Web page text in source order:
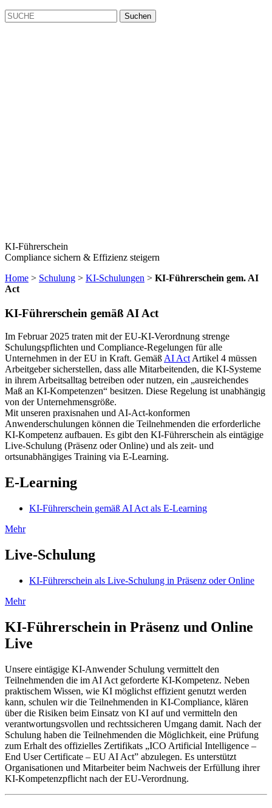
Suchen
KI-Führerschein
Compliance sichern & Effizienz steigern
Home > Schulung > KI-Schulungen > KI-Führerschein gem. AI
Act
KI-Führerschein gemäß AI Act
Im Februar 2025 traten mit der EU-KI-Verordnung strenge
Schulungspflichten und Compliance-Regelungen für alle
Unternehmen in der EU in Kraft. Gemäß AI Act Artikel 4 müssen
Arbeitgeber sicherstellen, dass alle Mitarbeitenden, die KI-Systeme
in ihrem Arbeitsalltag betreiben oder nutzen, ein „ausreichendes
Maß an KI-Kompetenzen“ besitzen. Diese Regelung ist unabhängig
von der Unternehmensgröße.
Mit unseren praxisnahen und AI-Act-konformen
Anwenderschulungen können die Teilnehmenden die erforderliche
KI-Kompetenz aufbauen. Es gibt den KI-Führerschein als eintägige
Live-Schulung (Präsenz oder Online) und als zeit- und
ortsunabhängiges Training via E-Learning.
E-Learning
KI-Führerschein gemäß AI Act als E‑Learning
Mehr
Live-Schulung
KI-Führerschein als Live-Schulung in Präsenz oder Online
Mehr
KI-Führerschein in Präsenz und Online
Live
Unsere eintägige KI-Anwender Schulung vermittelt den
Teilnehmenden die im AI Act geforderte KI-Kompetenz. Neben
praktischem Wissen, wie KI möglichst effizient genutzt werden
kann, schulen wir die Teilnehmenden in KI-Compliance, klären
über die Risiken beim Einsatz von KI auf und vermitteln den
verantwortungsvollen und rechtssicheren Umgang damit. Nach der
Schulung haben die Teilnehmenden die Möglichkeit, eine Prüfung
zum Erhalt des offizielles Zertifikats „ICO Artificial Intelligence –
End User Certificate – EU AI Act” abzulegen. Es unterstützt
Organisationen und Mitarbeiter beim Nachweis der Erfüllung ihrer
KI-Kompetenzpflicht nach der EU-Verordnung.